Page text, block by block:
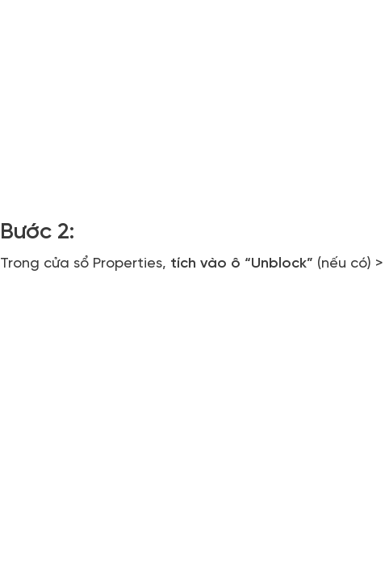
Bước 2:
Trong cửa sổ Properties, tích vào ô “Unblock” (nếu có)